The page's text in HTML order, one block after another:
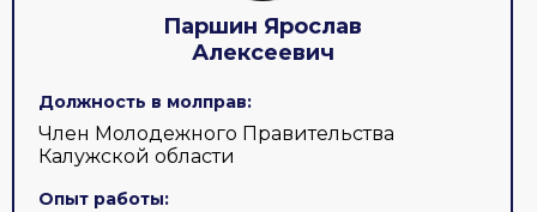
Паршин Ярослав
Алексеевич
Должность в молправ:
Член Молодежного Правительства
Калужской области
Опыт работы: